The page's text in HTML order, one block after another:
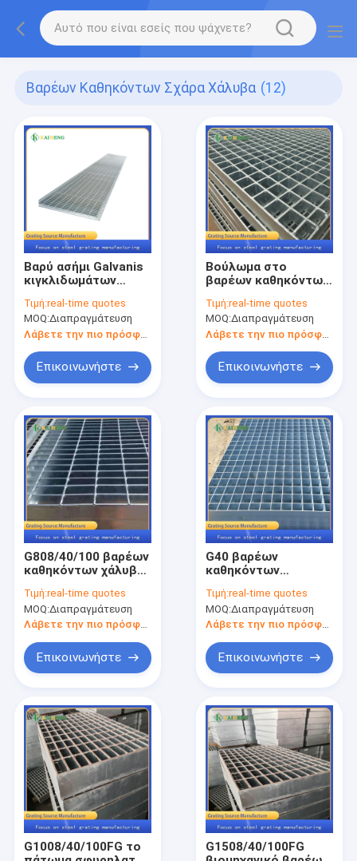
Βαρέων Καθηκόντων Σχάρα Χάλυβα (12)
Βαρύ ασήμι Galvanis
κιγκλιδωμάτων
Τιμή:real-time quotes
MOQ:Διαπραγμάτευση
Λάβετε την πιο πρόσφατη τιμή
Επικοινωνήστε
Βούλωμα στο
βαρέων καθηκόντων
G758/40/100 χάλυβα
μετάλλων
Τιμή:real-time quotes
MOQ:Διαπραγμάτευση
Επικοινωνήστε
G808/40/100 βαρέων
καθηκόντων χάλυβας
πατωμάτων
μετάλλων Q235
Τιμή:real-time quotes
MOQ:Διαπραγμάτευση
Λάβετε την πιο πρόσφατη τιμή
Επικοινωνήστε
G40 βαρέων
καθηκόντων
χάλυβα που ξύνει το
ασημένιο λευκό
Τιμή:real-time quotes
MOQ:Διαπραγμάτευση
Επικοινωνήστε
G1008/40/100FG το
G1508/40/100FG